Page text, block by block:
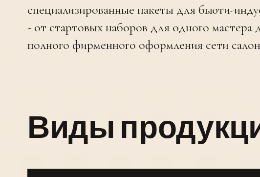
специализированные пакеты для бьюти-
- от стартовых наборов для одного мастера
полного фирменного оформления сети
Виды